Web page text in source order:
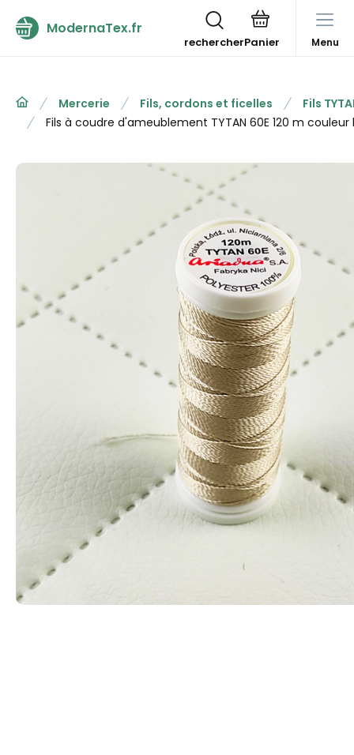
ModernaTex.fr
rechercher Menu
Mercerie Fils, cordons et ficelles
Fils
Fils à coudre d'ameublement TYTAN 60E 120 m couleur